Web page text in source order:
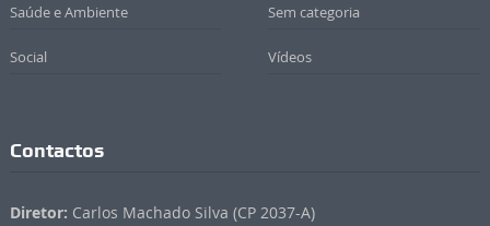
Saúde e Ambiente Sem categoria
Social Vídeos
Contactos
Diretor: Carlos Machado Silva (CP 2037-A)